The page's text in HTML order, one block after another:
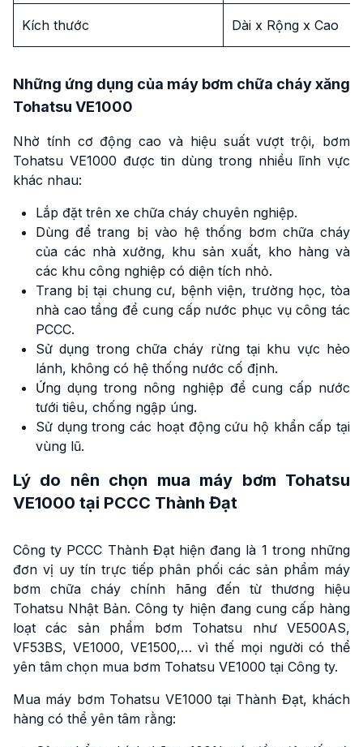
Kích thước Dài x Rộng x Cao
Những ứng dụng của máy bơm chữa cháy xăng
Tohatsu VE1000
Nhờ tính cơ động cao và hiệu suất vượt trội, bơm
Tohatsu VE1000 được tin dùng trong nhiều lĩnh vực
khác nhau:
Lắp đặt trên xe chữa cháy chuyên nghiệp.
Dùng để trang bị vào hệ thống bơm chữa cháy
của các nhà xưởng, khu sản xuất, kho hàng và
các khu công nghiệp có diện tích nhỏ.
Trang bị tại chung cư, bệnh viện, trường học, tòa
nhà cao tầng để cung cấp nước phục vụ công tác
PCCC.
Sử dụng trong chữa cháy rừng tại khu vực hẻo
lánh, không có hệ thống nước cố định.
Ứng dụng trong nông nghiệp để cung cấp nước
tưới tiêu, chống ngập úng.
Sử dụng trong các hoạt động cứu hộ khẩn cấp tại
vùng lũ.
Lý do nên chọn mua máy bơm Tohatsu
VE1000 tại PCCC Thành Đạt
Công ty PCCC Thành Đạt hiện đang là 1 trong những
đơn vị uy tín trực tiếp phân phối các sản phẩm máy
bơm chữa cháy chính hãng đến từ thương hiệu
Tohatsu Nhật Bản. Công ty hiện đang cung cấp hàng
loạt các sản phẩm bơm Tohatsu như VE500AS,
VF53BS, VE1000, VE1500,… vì thế mọi người có thể
yên tâm chọn mua bơm Tohatsu VE1000 tại Công ty.
Mua máy bơm Tohatsu VE1000 tại Thành Đạt, khách
hàng có thể yên tâm rằng: